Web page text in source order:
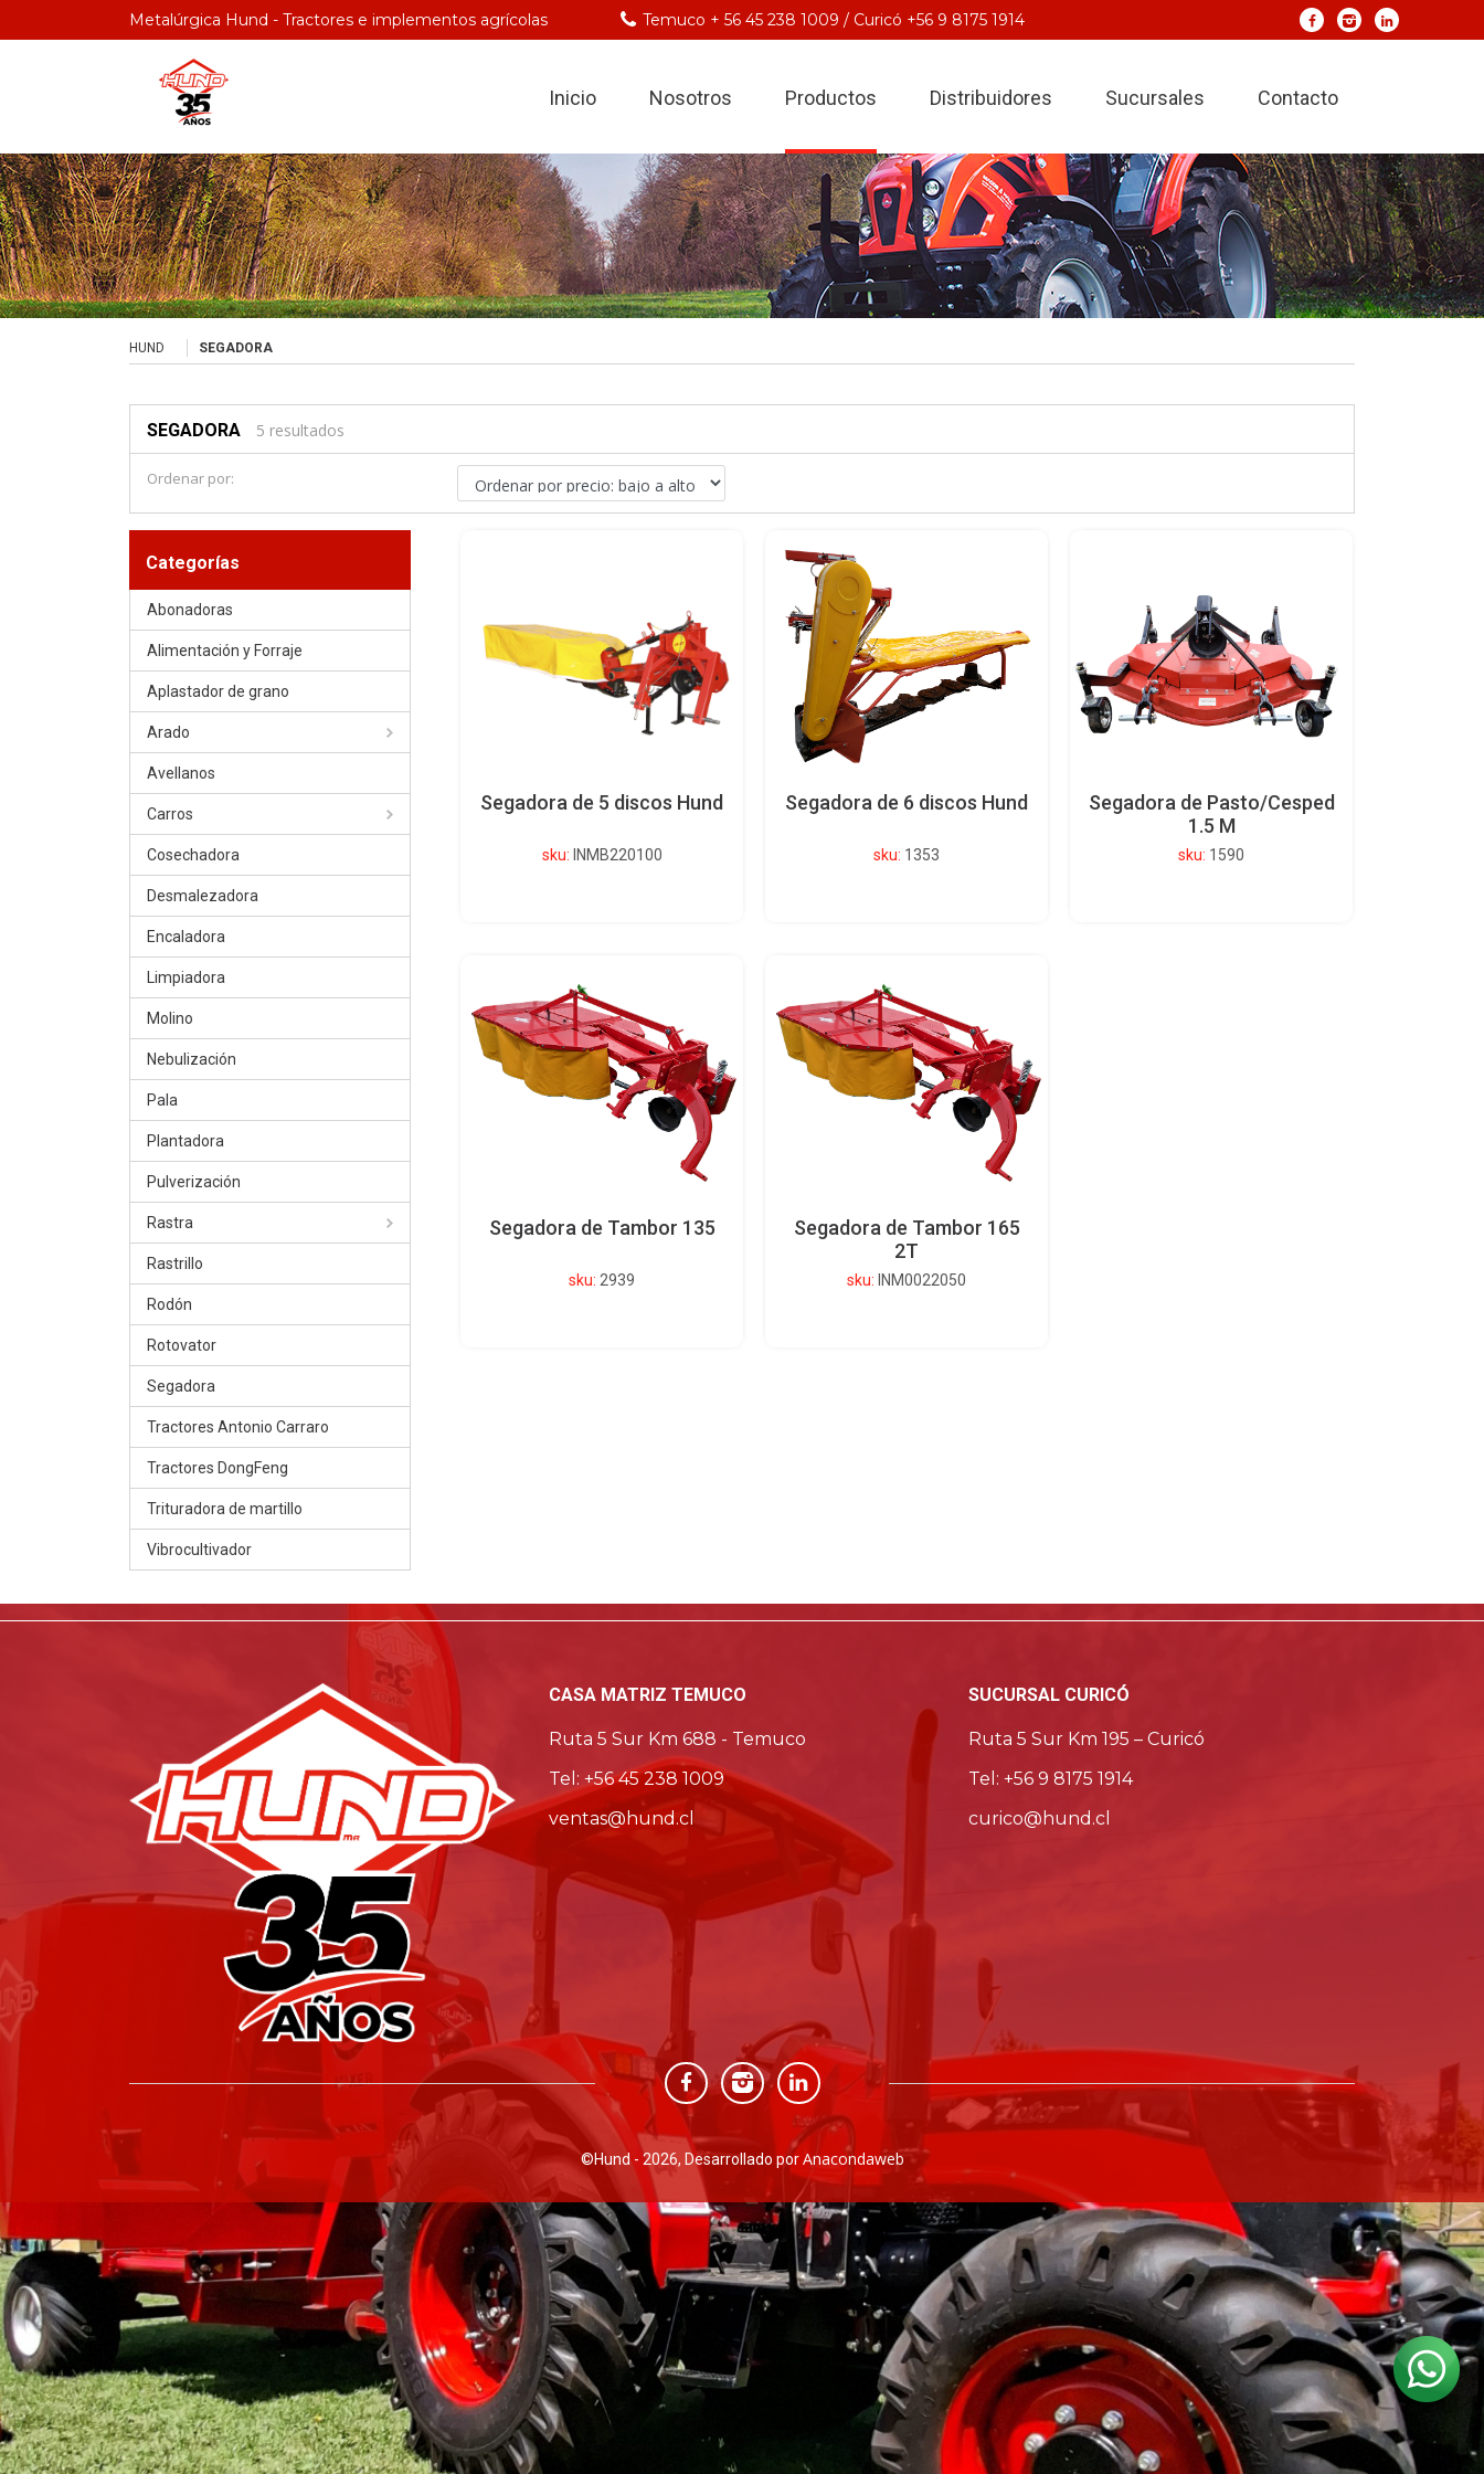
Metalúrgica Hund - Tractores e implementos agrícolas Temuco + 56 45 238 1009 / Curicó +56 9 8175 1914
Inicio Nosotros Productos Distribuidores Sucursales Contacto
HUND SEGADORA
SEGADORA 5 resultados
Ordenar por:
Categorías
Abonadoras
Alimentación y Forraje
Aplastador de grano
Arado
Avellanos
Carros
Cosechadora
Desmalezadora
Encaladora
Limpiadora
Molino
Nebulización
Pala
Plantadora
Pulverización
Rastra
Rastrillo
Rodón
Rotovator
Segadora
Tractores Antonio Carraro
Tractores DongFeng
Trituradora de martillo
Vibrocultivador
Segadora de 5 discos Hund
sku: INMB220100
Segadora de 6 discos Hund
sku: 1353
Segadora de Pasto/Cesped
1.5 M
sku: 1590
Segadora de Tambor 135
sku: 2939
Segadora de Tambor 165
2T
sku: INM0022050
CASA MATRIZ TEMUCO
Ruta 5 Sur Km 688 - Temuco
Tel: +56 45 238 1009
ventas@hund.cl
SUCURSAL CURICÓ
Ruta 5 Sur Km 195 – Curicó
Tel: +56 9 8175 1914
curico@hund.cl
©Hund - 2026, Desarrollado por Anacondaweb